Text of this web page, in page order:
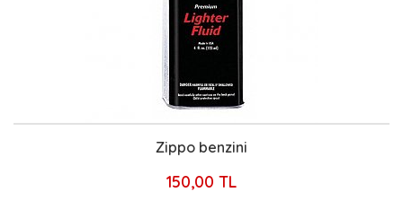
Zippo benzini
150,00 TL